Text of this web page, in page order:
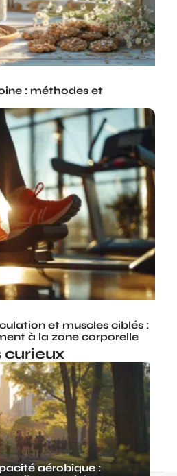
: méthodes et
et muscles ciblés :
à la zone corporelle
curieux
aérobique :